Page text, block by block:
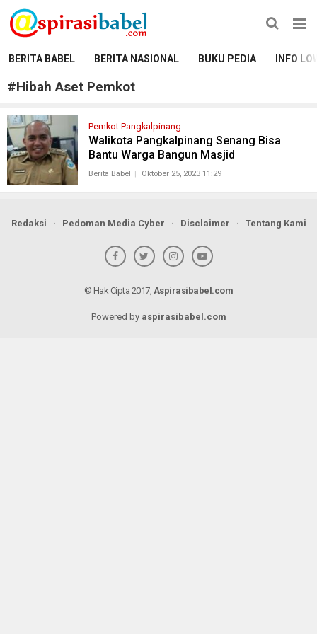
BERITA BABEL BERITA NASIONAL BUKU PEDIA INFO
#Hibah Aset Pemkot
Pemkot Pangkalpinang
Walikota Pangkalpinang Senang Bisa
Bantu Warga Bangun Masjid
Berita Babel Oktober 25, 2023 11:29
Redaksi Pedoman Media Cyber Disclaimer Tentang Kami
© Hak Cipta 2017, Aspirasibabel.com
Powered by aspirasibabel.com